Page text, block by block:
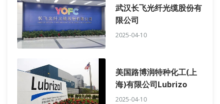
武汉长飞光纤光缆股份有
限公司
2025-04-10
美国路博润特种化工(上
海)有限公司Lubrizo
2025-04-10